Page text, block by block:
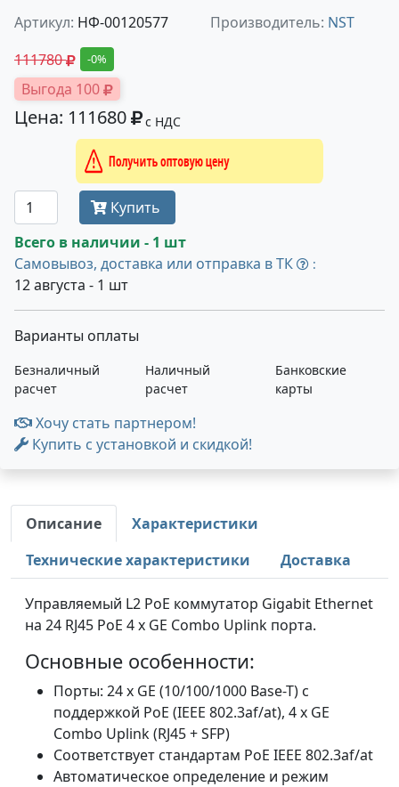
Артикул: НФ-00120577 Производитель: NST
111780
-0%
Выгода 100
Цена: 111680 с НДС
Получить оптовую цену
Купить
Всего в наличии - 1 шт
Самовывоз, доставка или отправка в ТК
:
12 августа - 1 шт
Варианты оплаты
Безналичный
расчет
Наличный
расчет
Банковские
карты
Хочу стать партнером!
Купить с установкой и скидкой!
Описание
Характеристики
Технические характеристики
Доставка
Управляемый L2 PoE коммутатор Gigabit Ethernet
на 24 RJ45 PoE 4 x GE Combo Uplink порта.
Основные особенности:
Порты: 24 x GE (10/100/1000 Base-T) с
поддержкой PoE (IEEE 802.3af/at), 4 x GE
Combo Uplink (RJ45 + SFP)
Соответствует стандартам PoE IEEE 802.3af/at
Автоматическое определение и режим